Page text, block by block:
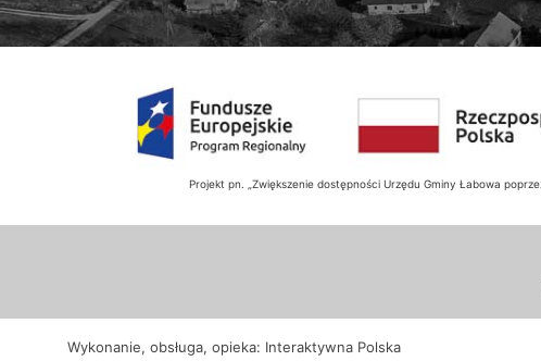
Projekt pn. „Zwiększenie dostępności Urzędu Gminy Łabowa
Wykonanie, obsługa, opieka: Interaktywna Polska